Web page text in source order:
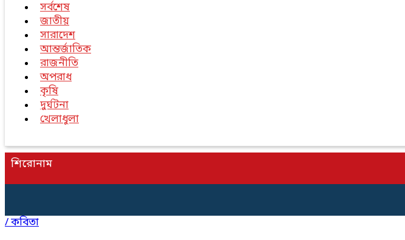
সর্বশেষ
জাতীয়
সারাদেশ
আন্তর্জাতিক
রাজনীতি
অপরাধ
কৃষি
দুর্ঘটনা
খেলাধুলা
শিরোনাম
/কবিতা